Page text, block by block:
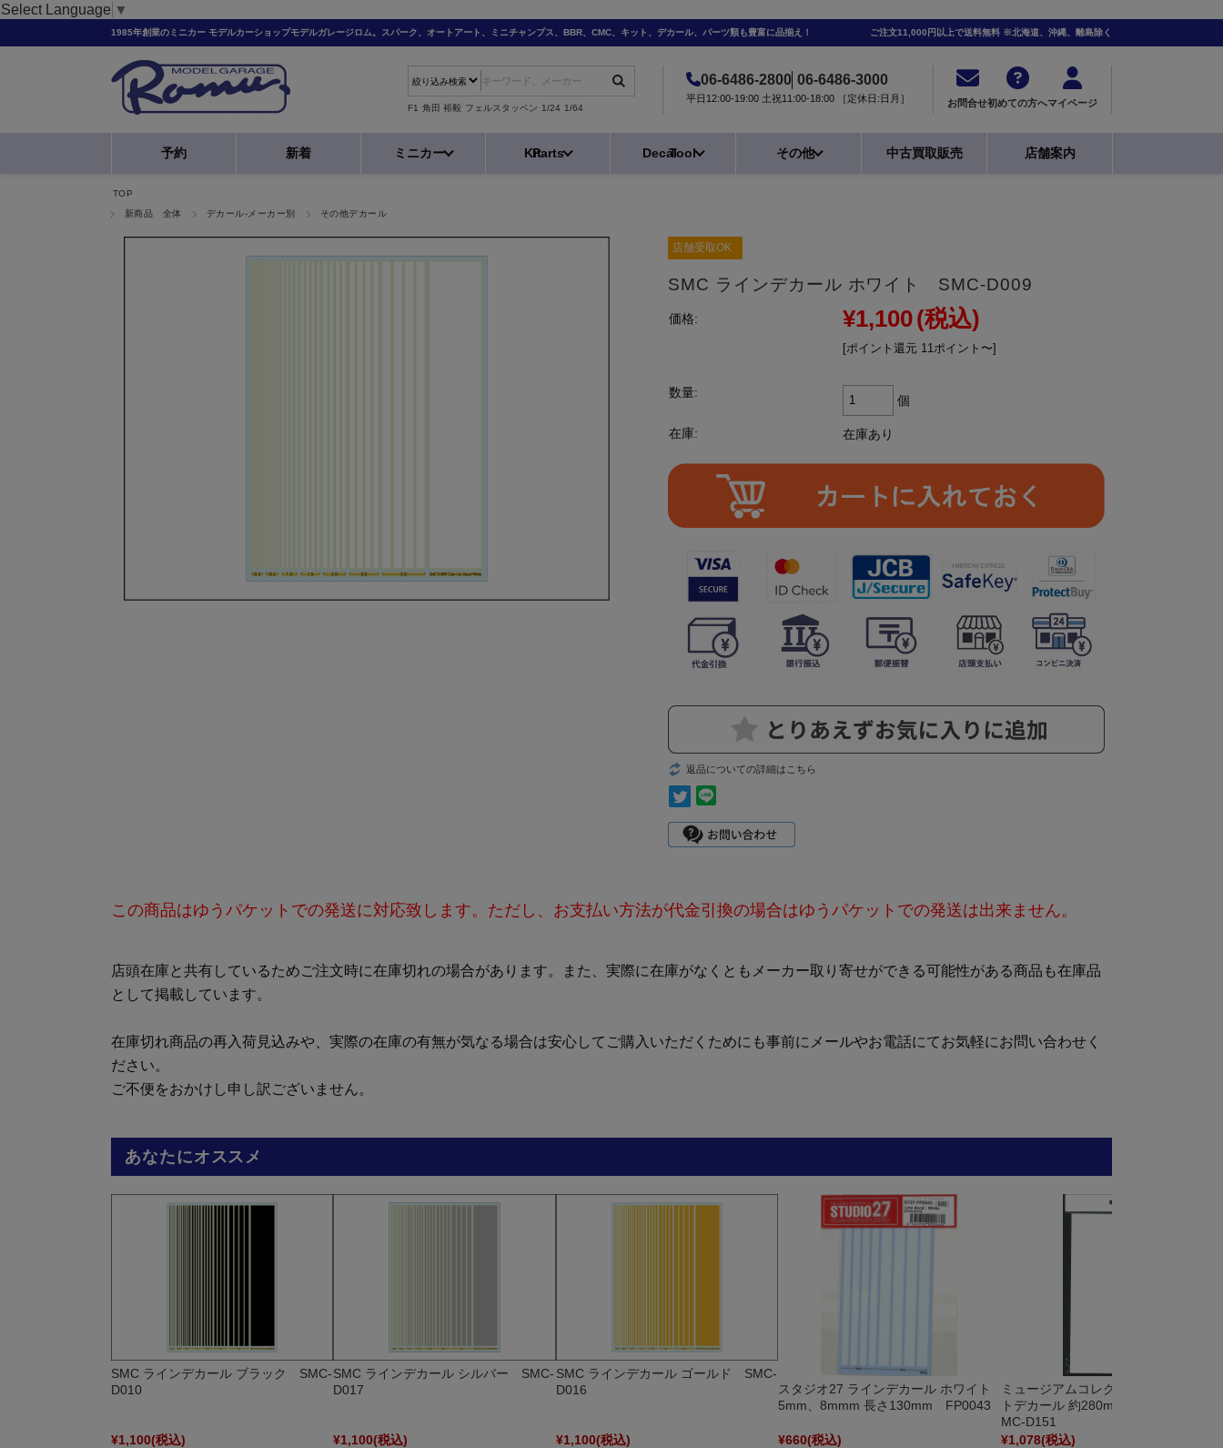
Select Language ▼
1985年創業のミニカー モデルカーショップモデルガレージロム。スパーク、オートアート、ミニチャンプス、BBR、CMC、キット、デカール、パーツ類も豊富に品揃え！ ご注文11,000円以上で送料無料 ※北海道、沖縄、離島除く
F1 角田 裕毅 フェルスタッペン 1/24 1/64
06-6486-2800 06-6486-3000
平日12:00-19:00 土祝11:00-18:00 ［定休日:日月］ お問合せ初めての方へマイページ
予約 新着 ミニカー KitParts DecalTool その他 中古買取販売 店舗案内
TOP
新商品 全体
デカール-メーカー別 その他デカール
店舗受取OK
SMC ラインデカール ホワイト SMC-D009
価格: ¥1,100(税込)
[ポイント還元 11ポイント〜]
数量:
個
在庫: 在庫あり
返品についての詳細はこちら
この商品はゆうパケットでの発送に対応致します。ただし、お支払い方法が代金引換の場合はゆうパケットでの発送は出来ません。
店頭在庫と共有しているためご注文時に在庫切れの場合があります。また、実際に在庫がなくともメーカー取り寄せができる可能性がある商品も在庫品
として掲載しています。
在庫切れ商品の再入荷見込みや、実際の在庫の有無が気なる場合は安心してご購入いただくためにも事前にメールやお電話にてお気軽にお問い合わせく
ださい。
ご不便をおかけし申し訳ございません。
あなたにオススメ
SMC ラインデカール ブラック SMC-
D010
¥1,100(税込)
SMC ラインデカール シルバー SMC-
D017
¥1,100(税込)
SMC ラインデカール ゴールド SMC-
D016
¥1,100(税込)
スタジオ27 ラインデカール ホワイト
5mm、8mmm 長さ130mm FP0043
¥660(税込)
ミュージアムコレクション 大判ホワイ
トデカール 約280mm × 約140mm
MC-D151
¥1,078(税込)